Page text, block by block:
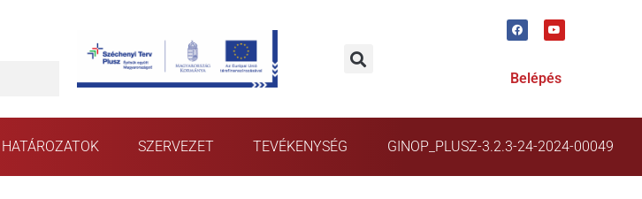
Belépés
HATÁROZATOK SZERVEZET TEVÉKENYSÉG GINOP_PLUSZ-3.2.3-24-2024-00049